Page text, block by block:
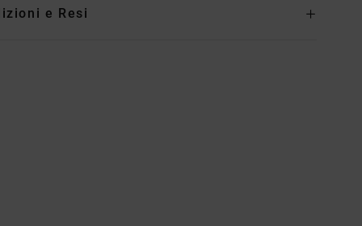
e Resi